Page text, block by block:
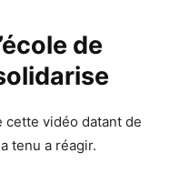
de
cette vidéo datant de
tenu a réagir.